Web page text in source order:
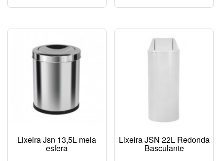
Lixeira Jsn 13,5L meia
esfera
Lixeira JSN 22L Redonda
Basculante